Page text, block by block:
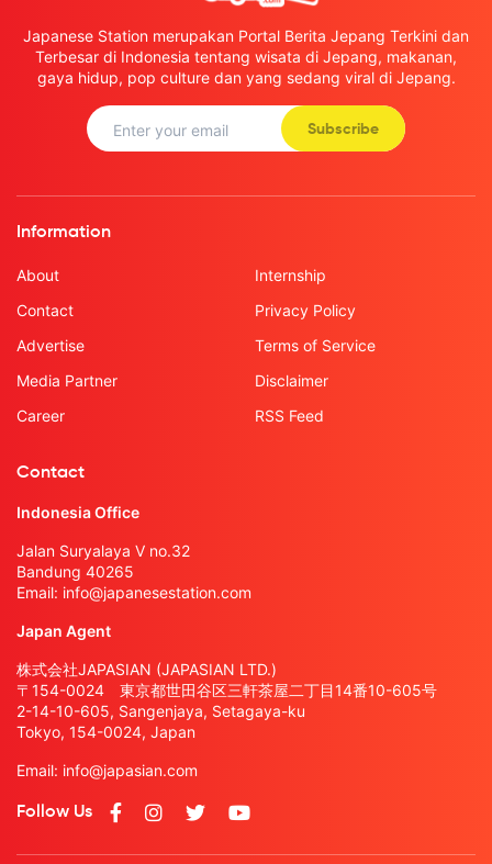
Japanese Station merupakan Portal Berita Jepang Terkini dan
Terbesar di Indonesia tentang wisata di Jepang, makanan,
gaya hidup, pop culture dan yang sedang viral di Jepang.
Subscribe
Information
About
Contact
Advertise
Media Partner
Career
Internship
Privacy Policy
Terms of Service
Disclaimer
RSS Feed
Contact
Indonesia Office
Jalan Suryalaya V no.32
Bandung 40265
Email: info@japanesestation.com
Japan Agent
株式会社JAPASIAN (JAPASIAN LTD.)
〒154-0024 東京都世田谷区三軒茶屋二丁目14番10-605号
2-14-10-605, Sangenjaya, Setagaya-ku
Tokyo, 154-0024, Japan
Email: info@japasian.com
Follow Us